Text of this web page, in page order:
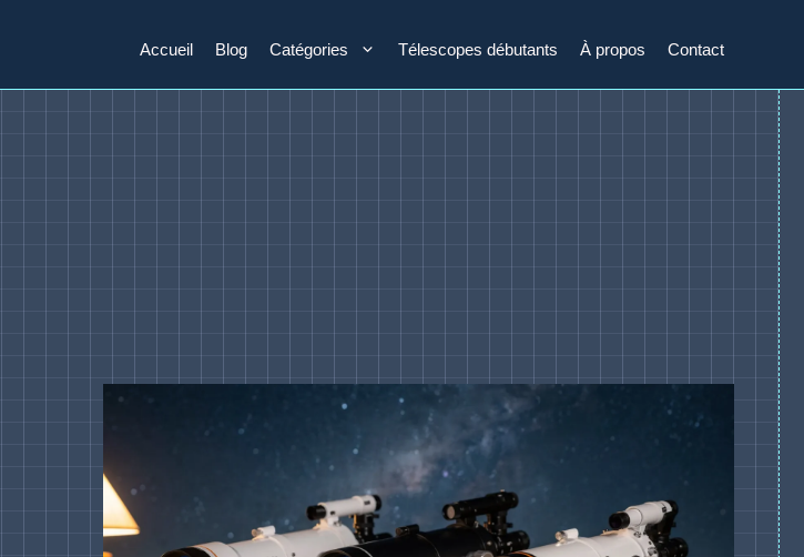
Accueil Blog Catégories Télescopes débutants À propos Contact